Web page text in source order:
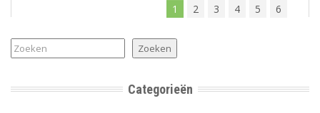
1 2 3 4 5 6
Zoeken Zoeken
Categorieën